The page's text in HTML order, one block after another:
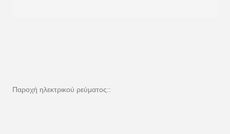
Παροχή ηλεκτρικού ρεύματος::